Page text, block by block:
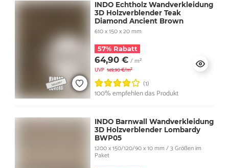
INDO Echtholz Wandverkleidung
3D Holzverblender Teak
Diamond Ancient Brown
610 x 150 x 20 mm
57% Rabatt
64,90 € / m²
UVP 149,90 €/m²
(1)
100% empfehlen das Produkt
INDO Barnwall Wandverkleidung
3D Holzverblender Lombardy
BWP05
1200 x 150/120/90 x 10 mm / 3 Größen im
Paket